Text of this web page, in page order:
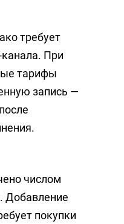
канала. При
тарифы
запись —
Добавление
покупки